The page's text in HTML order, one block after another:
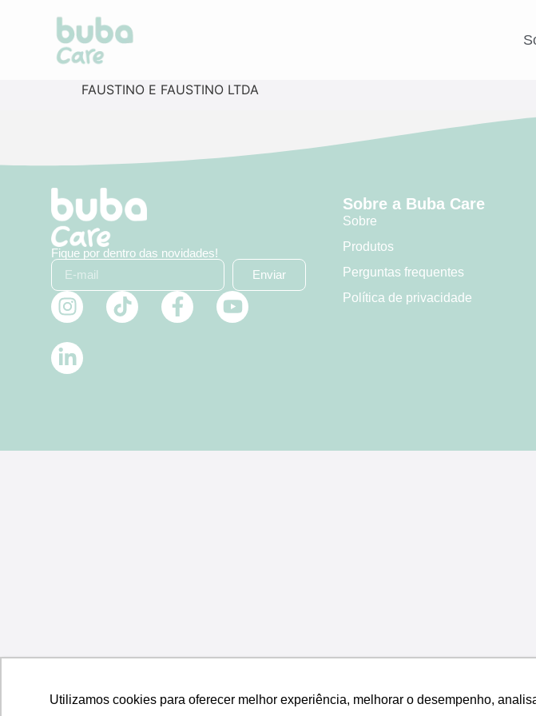
Utilizamos cookies para oferecer melhor experiência, melhorar o desempenho,
Utilizamos cookies para oferecer melhor experiência, melhorar o desempenho,
FAUSTINO E FAUSTINO LTDA
Fique por dentro das novidades!
Enviar
Sobre a Buba Care
Sobre
Produtos
Perguntas frequentes
Política de privacidade